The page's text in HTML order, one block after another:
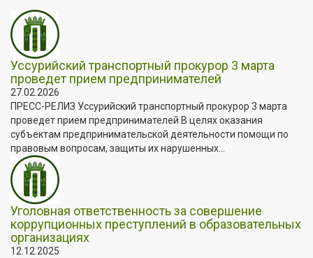
Уссурийский транспортный прокурор 3 марта
проведет прием предпринимателей
27.02.2026
ПРЕСС-РЕЛИЗ Уссурийский транспортный прокурор 3 марта
проведет прием предпринимателей В целях оказания
субъектам предпринимательской деятельности помощи по
правовым вопросам, защиты их нарушенных...
Уголовная ответственность за совершение
коррупционных преступлений в образовательных
организациях
12.12.2025